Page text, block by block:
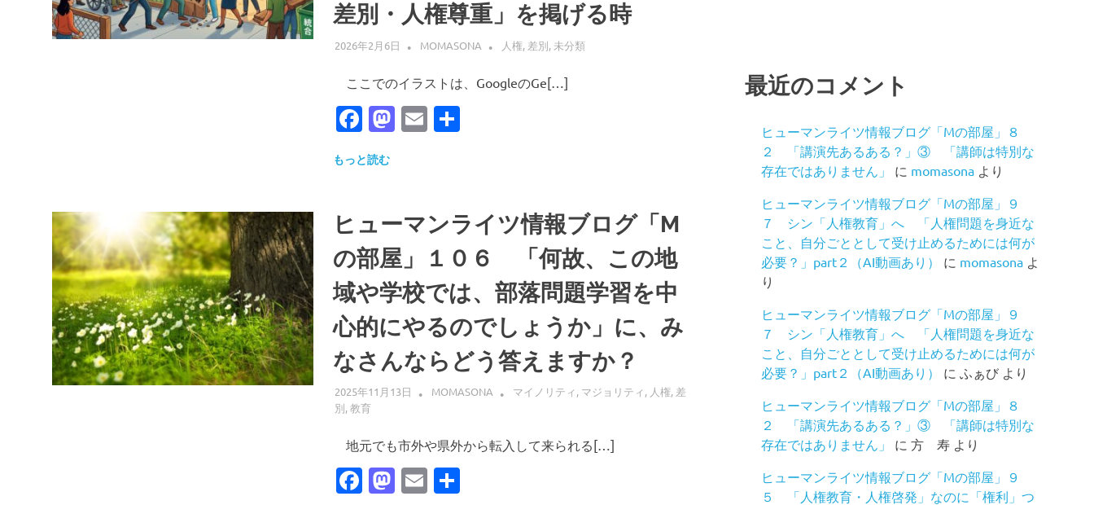
差別・人権尊重」を掲げる時
2026年2月6日 MOMASONA 人権, 差別, 未分類
ここでのイラストは、GoogleのGe[…]
Facebook
Mastodon
Email
共
もっと読む
ヒューマンライツ情報ブログ「M
の部屋」１０６ 「何故、この地
域や学校では、部落問題学習を中
心的にやるのでしょうか」に、み
なさんならどう答えますか？
2025年11月13日 MOMASONA マイノリティ , マジョリティ , 人権, 差
別,教育
地元でも市外や県外から転入して来られる[…]
Facebook
Mastodon
Email
共
最近のコメント
ヒューマンライツ情報ブログ「Mの部屋」８
２ 「講演先あるある？」③ 「講師は特別な
存在ではありません」
に momasona より
ヒューマンライツ情報ブログ「Mの部屋」９
７ シン「人権教育」へ 「人権問題を身近な
こと、自分ごととして受け止めるためには何が
必要？」part２（AI動画あり）
に momasona よ
り
ヒューマンライツ情報ブログ「Mの部屋」９
７ シン「人権教育」へ 「人権問題を身近な
こと、自分ごととして受け止めるためには何が
必要？」part２（AI動画あり）
に ふぁび より
ヒューマンライツ情報ブログ「Mの部屋」８
２ 「講演先あるある？」③ 「講師は特別な
存在ではありません」
に方 寿 より
ヒューマンライツ情報ブログ「Mの部屋」９
５ 「人権教育・人権啓発」なのに「権利」つ